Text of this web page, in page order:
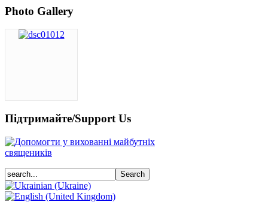
Photo Gallery
Підтримайте/Support Us